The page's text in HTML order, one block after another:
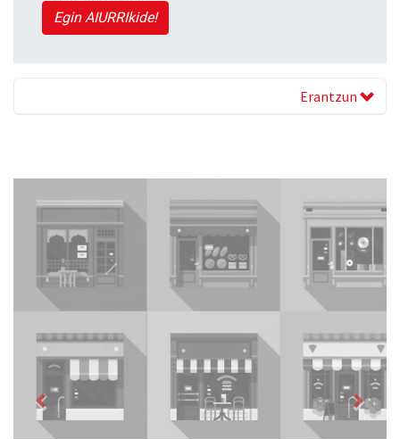
Egin AIURRIkide!
Erantzun
Previous Next